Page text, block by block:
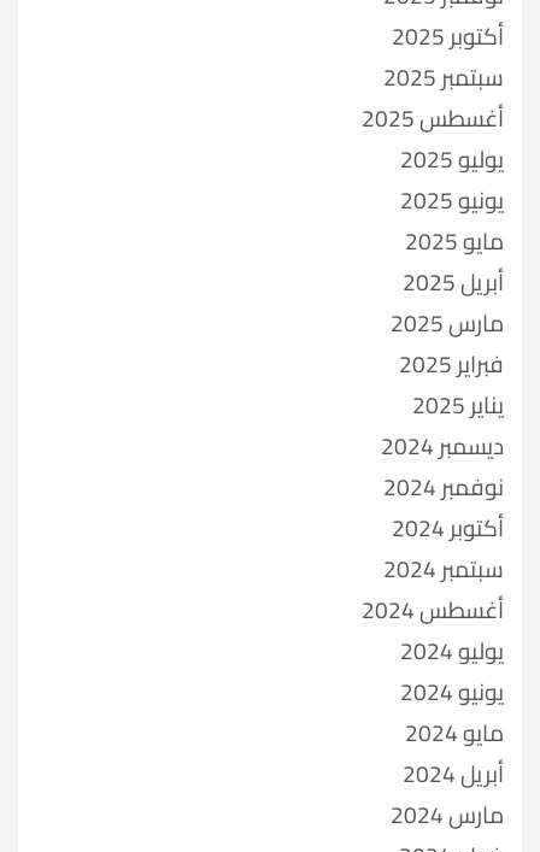
أكتوبر 2025
سبتمبر 2025
أغسطس 2025
يوليو 2025
يونيو 2025
مايو 2025
أبريل 2025
مارس 2025
فبراير 2025
يناير 2025
ديسمبر 2024
نوفمبر 2024
أكتوبر 2024
سبتمبر 2024
أغسطس 2024
يوليو 2024
يونيو 2024
مايو 2024
أبريل 2024
مارس 2024